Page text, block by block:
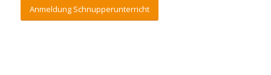
Anmeldung Schnupperunterricht